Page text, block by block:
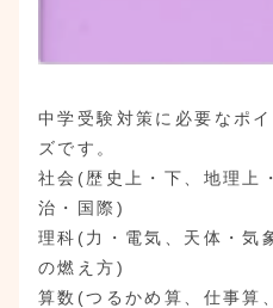
中学受験対策に必要なポ
ズです。
社会(歴史上・下、地理上
治・国際)
理科(力・電気、天体・気
の燃え方)
算数(つるかめ算、仕事算